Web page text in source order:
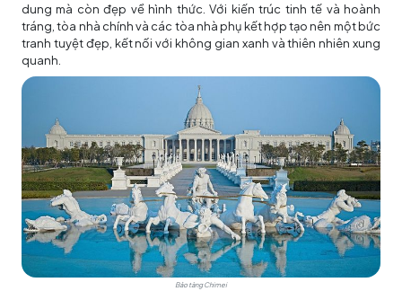
dung mà còn đẹp về hình thức. Với kiến trúc tinh tế và hoành
tráng, tòa nhà chính và các tòa nhà phụ kết hợp tạo nên một bức
tranh tuyệt đẹp, kết nối với không gian xanh và thiên nhiên xung
quanh.
Bảo tàng Chimei